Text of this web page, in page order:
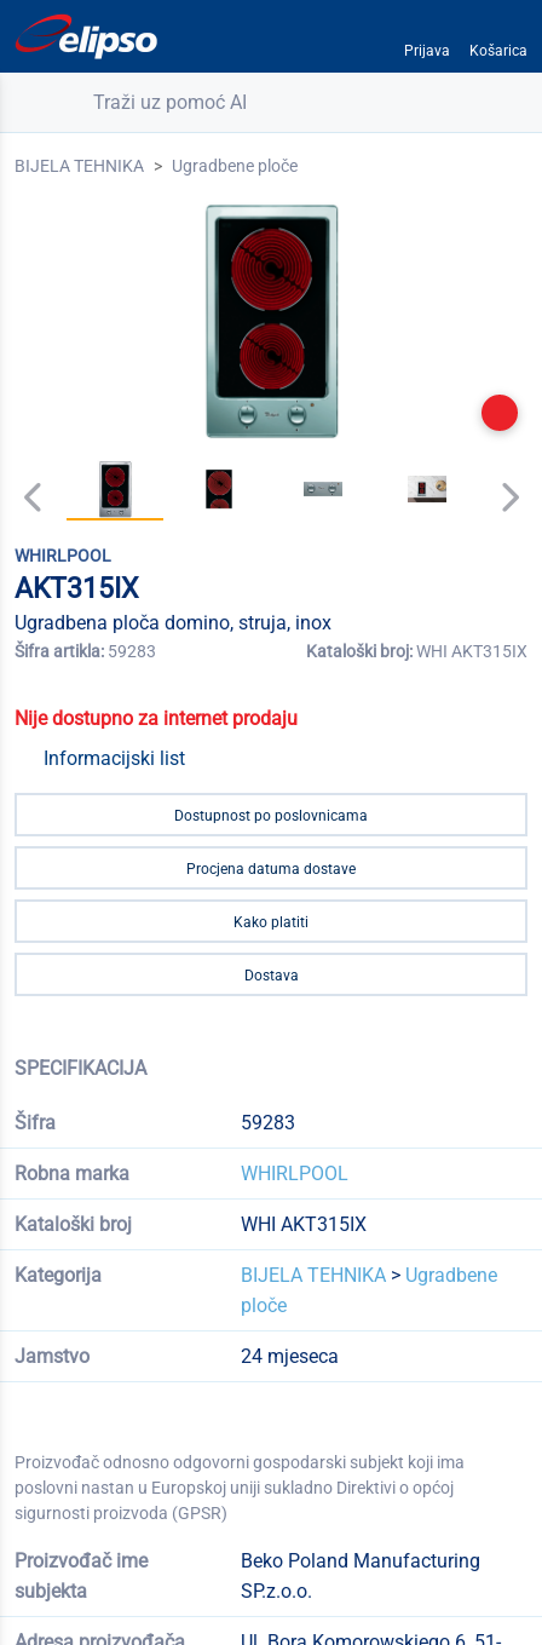
Prijava Košarica
Traži uz pomoć AI
BIJELA TEHNIKA Ugradbene ploče
WHIRLPOOL
AKT315IX
Ugradbena ploča domino, struja, inox
Šifra artikla: 59283 Kataloški broj:WHI AKT315IX
Nije dostupno za internet prodaju
Informacijski list
Dostupnost po poslovnicama
Procjena datuma dostave
Kako platiti
Dostava
SPECIFIKACIJA
Šifra 59283
Robna marka WHIRLPOOL
Kataloški broj WHI AKT315IX
Kategorija BIJELA TEHNIKA> Ugradbene
ploče
Jamstvo 24 mjeseca
Proizvođač odnosno odgovorni gospodarski subjekt koji ima
poslovni nastan u Europskoj uniji sukladno Direktivi o općoj
sigurnosti proizvoda (GPSR)
Proizvođač ime
subjekta
Beko Poland Manufacturing
SP.z.o.o.